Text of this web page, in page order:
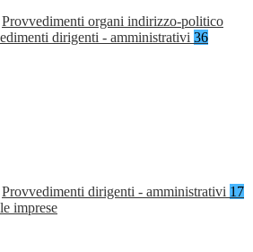
Provvedimenti organi indirizzo-politico
dirigenti - amministrativi 36
Provvedimenti dirigenti - amministrativi 17
imprese